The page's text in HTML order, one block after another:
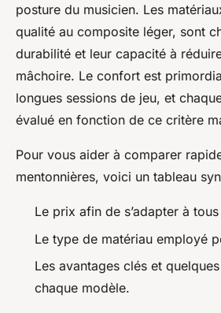
posture du musicien. Les
qualité au composite léger, sont
durabilité et leur capacité à
mâchoire. Le confort est
longues sessions de jeu, et
évalué en fonction de ce critère
Pour vous aider à comparer
mentonnières, voici un tableau
Le prix afin de s’adapter à
Le type de matériau employé
Les avantages clés et
chaque modèle.